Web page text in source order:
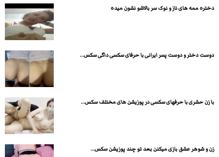
دختره ممه های ناز و نوک سر بالاشو نشون میده
دوست دختر و دوست پسر ایرانی با حرفای سکسی داگی سکس...
با زن حشری با حرفهای سکسی در پوزیشن های مختلف سکس...
زن و شوهر عشق بازی میکنن بعد تو چند پوزیشن سکس...